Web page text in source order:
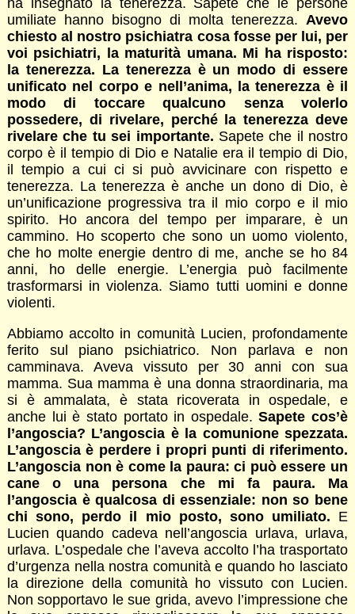
umiliate hanno bisogno di molta tenerezza. Avevo
chiesto al nostro psichiatra cosa fosse per lui, per
voi psichiatri, la maturità umana. Mi ha risposto:
la tenerezza. La tenerezza è un modo di essere
unificato nel corpo e nell’anima, la tenerezza è il
modo di toccare qualcuno senza volerlo
possedere, di rivelare, perché la tenerezza deve
rivelare che tu sei importante. Sapete che il nostro
corpo è il tempio di Dio e Natalie era il tempio di Dio,
il tempio a cui ci si può avvicinare con rispetto e
tenerezza. La tenerezza è anche un dono di Dio, è
un’unificazione progressiva tra il mio corpo e il mio
spirito. Ho ancora del tempo per imparare, è un
cammino. Ho scoperto che sono un uomo violento,
che ho molte energie dentro di me, anche se ho 84
anni, ho delle energie. L’energia può facilmente
trasformarsi in violenza. Siamo tutti uomini e donne
violenti.
Abbiamo accolto in comunità Lucien, profondamente
ferito sul piano psichiatrico. Non parlava e non
camminava. Aveva vissuto per 30 anni con sua
mamma. Sua mamma è una donna straordinaria, ma
si è ammalata, è stata ricoverata in ospedale, e
anche lui è stato portato in ospedale.Sapete cos’è
l’angoscia? L’angoscia è la comunione spezzata.
L’angoscia è perdere i propri punti di riferimento.
L’angoscia non è come la paura: ci può essere un
cane o una persona che mi fa paura. Ma
l’angoscia è qualcosa di essenziale: non so bene
chi sono, perdo il mio posto, sono umiliato. E
Lucien quando cadeva nell’angoscia urlava, urlava,
urlava. L’ospedale che l’aveva accolto l’ha trasportato
d’urgenza nella nostra comunità e quando ho lasciato
la direzione della comunità ho vissuto con Lucien.
Non sopportavo le sue grida, avevo l’impressione che